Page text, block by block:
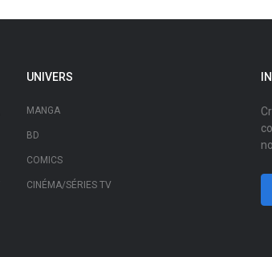
UNIVERS
MANGA
BD
COMICS
CINÉMA/SÉRIES TV